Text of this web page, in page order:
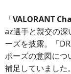
「VALORANT
az選手と親交の深
ーズを披露。「
ポーズの意図につ
補足していました。